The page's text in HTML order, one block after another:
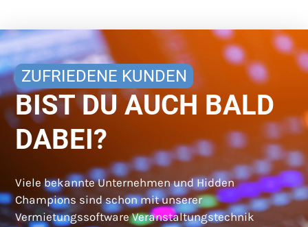
ZUFRIEDENE KUNDEN
BIST DU AUCH BALD
DABEI?
Viele bekannte Unternehmen und Hidden
Champions sind schon mit unserer
Vermietungssoftware Veranstaltungstechnik